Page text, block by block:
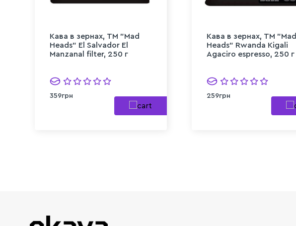
Кава в зернах, ТМ "Mad
Heads" El Salvador El
Manzanal filter, 250 г
359грн
Кава в зернах, ТМ "Mad
Heads" Rwanda Kigali
Agaciro espresso, 250 г
259грн